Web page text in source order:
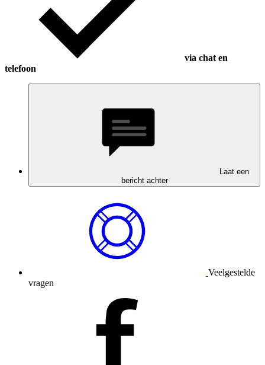
via chat en
telefoon
Laat een
bericht achter
Veelgestelde
vragen